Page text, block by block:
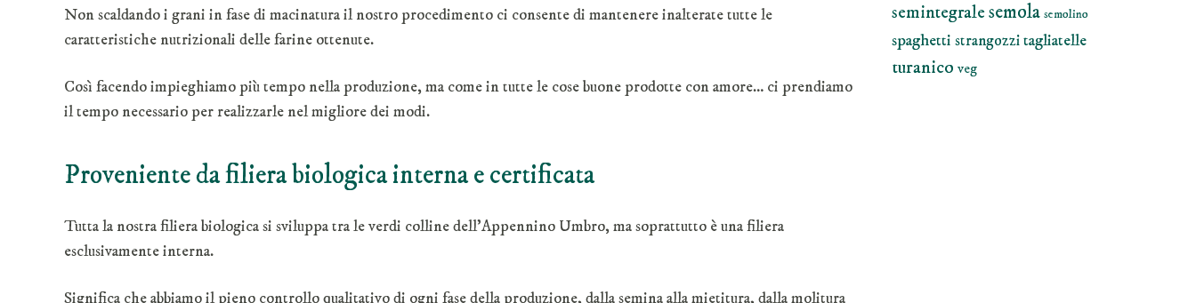
Non scaldando i grani in fase di macinatura il nostro procedimento ci consente di mantenere inalterate tutte le
caratteristiche nutrizionali delle farine ottenute.
Così facendo impieghiamo più tempo nella produzione, ma come in tutte le cose buone prodotte con amore… ci prendiamo
il tempo necessario per realizzarle nel migliore dei modi.
Proveniente da filiera biologica interna e certificata
Tutta la nostra filiera biologica si sviluppa tra le verdi colline dell’Appennino Umbro, ma soprattutto è una filiera
esclusivamente interna.
Significa che abbiamo il pieno controllo qualitativo di ogni fase della produzione, dalla semina alla mietitura, dalla molitura
semintegralesemola semolino
spaghetti strangozzitagliatelle
turanico veg